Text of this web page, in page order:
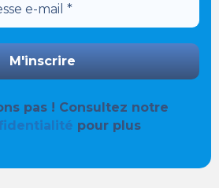
pas ! Consultez notre
pour plus